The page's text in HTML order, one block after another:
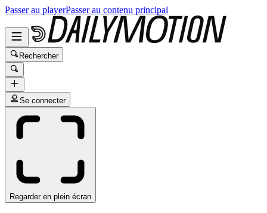
Passer au playerPasser au contenu principal
Rechercher
Se connecter
Regarder en plein écran